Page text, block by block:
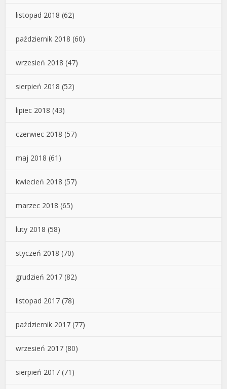
listopad 2018 (62)
październik 2018 (60)
wrzesień 2018 (47)
sierpień 2018 (52)
lipiec 2018 (43)
czerwiec 2018 (57)
maj 2018 (61)
kwiecień 2018 (57)
marzec 2018 (65)
luty 2018 (58)
styczeń 2018 (70)
grudzień 2017 (82)
listopad 2017 (78)
październik 2017 (77)
wrzesień 2017 (80)
sierpień 2017 (71)